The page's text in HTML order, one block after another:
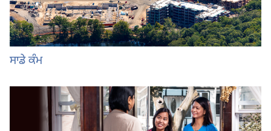
ਸਾਡੇ ਕੰਮ